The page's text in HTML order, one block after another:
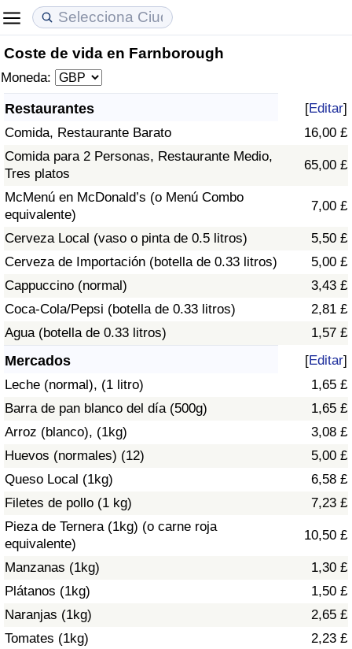
Coste de vida en Farnborough
Moneda:
Restaurantes [Editar]
Comida, Restaurante Barato
16,00 £
Comida para 2 Personas, Restaurante Medio,
Tres platos
65,00 £
McMenú en McDonald’s (o Menú Combo
equivalente)
7,00 £
Cerveza Local (vaso o pinta de 0.5 litros)
5,50 £
Cerveza de Importación (botella de 0.33 litros)
5,00 £
Cappuccino (normal)
3,43 £
Coca-Cola/Pepsi (botella de 0.33 litros)
2,81 £
Agua (botella de 0.33 litros)
1,57 £
Mercados [Editar]
Leche (normal), (1 litro)
1,65 £
Barra de pan blanco del día (500g)
1,65 £
Arroz (blanco), (1kg)
3,08 £
Huevos (normales) (12)
5,00 £
Queso Local (1kg)
6,58 £
Filetes de pollo (1 kg)
7,23 £
Pieza de Ternera (1kg) (o carne roja
equivalente)
10,50 £
Manzanas (1kg)
1,30 £
Plátanos (1kg)
1,50 £
Naranjas (1kg)
2,65 £
Tomates (1kg)
2,23 £
Coste de vida
Índice de Costo de Vida
Índice de costo de vida por país
en aqaba
Precios de las propiedades
Índice de Precios de Inmuebles
Índice de Precios de Inmuebles por País
Calidad de Vida
Índice de Calidad de Vida (Actual)
Índice de calidad de vida por país
Delincuencia
Calificación del Índice de Criminalidad
(Actual)
Índice de Criminalidad
Índice de criminalidad por país
Sanidad
Índice de Sanidad (Actual)
Índice de Sanidad
Índice de Sanidad por País
Contaminación
Índice de Contaminación (Actual)
Índice de contaminación